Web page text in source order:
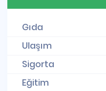
Gıda
Ulaşım
Sigorta
Eğitim